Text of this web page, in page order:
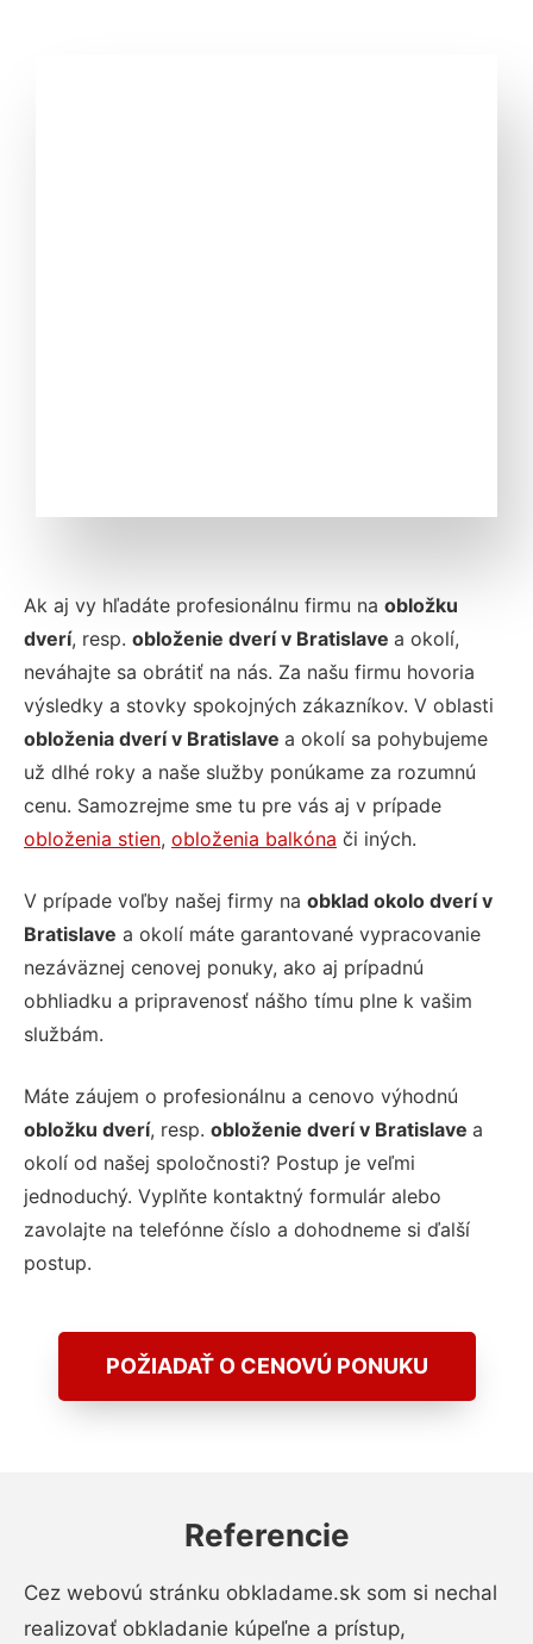
Ak aj vy hľadáte profesionálnu firmu na obložku
dverí, resp. obloženie dverí v Bratislave a okolí,
neváhajte sa obrátiť na nás. Za našu firmu hovoria
výsledky a stovky spokojných zákazníkov. V oblasti
obloženia dverí v Bratislave a okolí sa pohybujeme
už dlhé roky a naše služby ponúkame za rozumnú
cenu. Samozrejme sme tu pre vás aj v prípade
obloženia stien, obloženia balkóna či iných.
V prípade voľby našej firmy na obklad okolo dverí v
Bratislave a okolí máte garantované vypracovanie
nezáväznej cenovej ponuky, ako aj prípadnú
obhliadku a pripravenosť nášho tímu plne k vašim
službám.
Máte záujem o profesionálnu a cenovo výhodnú
obložku dverí, resp. obloženie dverí v Bratislave a
okolí od našej spoločnosti? Postup je veľmi
jednoduchý. Vyplňte kontaktný formulár alebo
zavolajte na telefónne číslo a dohodneme si ďalší
postup.
POŽIADAŤ O CENOVÚ PONUKU
Referencie
Cez webovú stránku obkladame.sk som si nechal
realizovať obkladanie kúpeľne a prístup,